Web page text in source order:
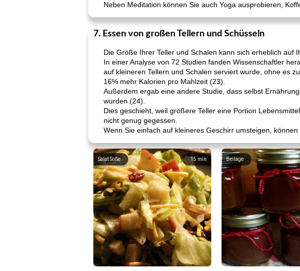
Neben Meditation können Sie auch Yoga ausprobieren,
7. Essen von großen Tellern und Schüsseln
Die Größe Ihrer Teller und Schalen kann sich erheblich auf
In einer Analyse von 72 Studien fanden Wissenschaftler
auf kleineren Tellern und Schalen serviert wurde, ohne es
16% mehr Kalorien pro Mahlzeit (23).
Außerdem ergab eine andere Studie, dass selbst
wurden (24).
Dies geschieht, weil größere Teller eine Portion
nicht genug gegessen.
Wenn Sie einfach auf kleineres Geschirr umsteigen,
15 min
Salat Soße Beilage